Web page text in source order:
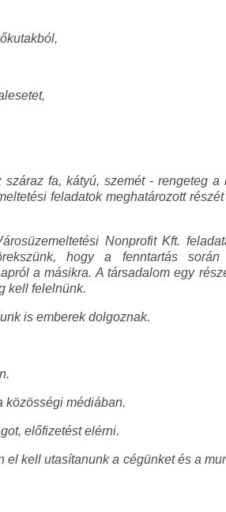
fa, kátyú, szemét - rengeteg a
feladatok meghatározott
Nonprofit Kft.
hogy a fenntartás során
a másikra. A társadalom egy
kell felelnünk.
is emberek dolgoznak.
közösségi médiában.
előfizetést elérni.
el kell utasítanunk a cégünket és a